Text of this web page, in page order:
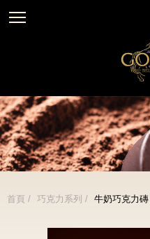
首頁 巧克力系列 牛奶巧克力磚